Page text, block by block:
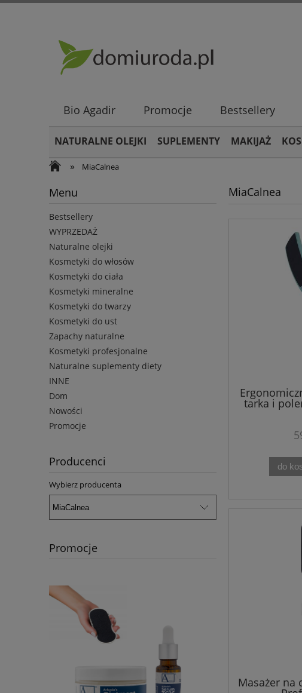
Bio Agadir Promocje Bestsellery
NATURALNE OLEJKI SUPLEMENTY MAKIJAŻ
»
MiaCalnea
Menu
Bestsellery
WYPRZEDAŻ
Naturalne olejki
Kosmetyki do włosów
Kosmetyki do ciała
Kosmetyki mineralne
Kosmetyki do twarzy
Kosmetyki do ust
Zapachy naturalne
Kosmetyki profesjonalne
Naturalne suplementy diety
INNE
Dom
Nowości
Promocje
Producenci
Wybierz producenta
Promocje
MiaCalnea
tarka i
do
Masażer na